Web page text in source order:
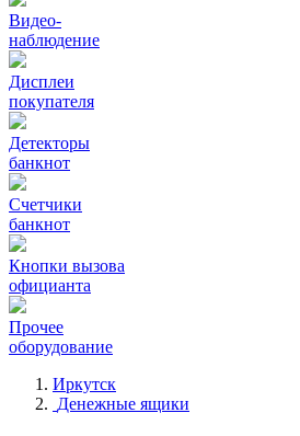
Видео‑
наблюдение
Дисплеи
покупателя
Детекторы
банкнот
Счетчики
банкнот
Кнопки вызова
официанта
Прочее
оборудование
Иркутск
Денежные ящики